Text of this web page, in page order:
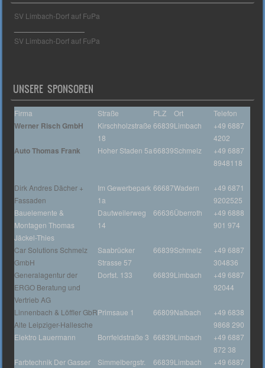
SV Limbach-Dorf auf FuPa
SV Limbach-Dorf auf FuPa
UNSERE SPONSOREN
Firma Straße PLZ Ort Telefon
Werner Risch GmbH
Kirschholzstraße
18
66839Limbach
+49 6887
4202
Auto Thomas Frank Hoher Staden 5a66839Schmelz
+49 6887
8948118
Dirk Andres Dächer +
Fassaden
Im Gewerbepark
1a
66687Wadern
+49 6871
9202525
Bauelemente &
Montagen Thomas
Jäckel-Thies
Dautweilerweg
14
66636Überroth
+49 6888
901 974
Car Solutions Schmelz
GmbH
Saabrücker
Strasse 57
66839Schmelz
+49 6887
304836
Generalagentur der
ERGO Beratung und
Vertrieb AG
Dorfst. 133 66839Limbach
+49 6887
92044
Linnenbach & Löffler GbR
Alte Leipziger-Hallesche
Primsaue 1 66809Nalbach
+49 6838
9868 290
Elektro Lauermann
Borrfeldstraße 3 66839Limbach
+49 6887
872 38
Farbtechnik Der Gasser
Simmelbergstr.
66839Limbach
+49 6887